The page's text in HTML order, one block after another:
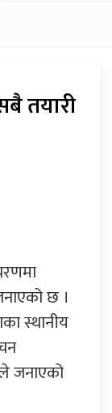
तयारी
छ ।
स्थानीय
जनाएको